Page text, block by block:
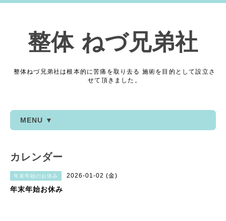
整体 ねづ兄弟社
整体ねづ兄弟社は根本的に苦痛を取り去る 施術を目的として設立さ
せて頂きました。
MENU ▼
カレンダー
年末年始のお休み 2026-01-02 (金)
年末年始お休み